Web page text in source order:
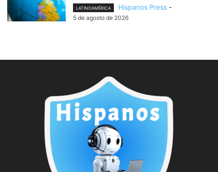
LATINOAMÉRICA Hispanos Press -
5 de agosto de 2026